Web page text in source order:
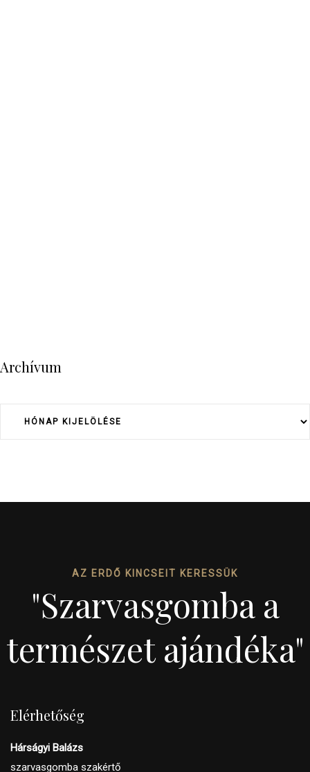
Archívum
AZ ERDŐ KINCSEIT KERESSÜK
"Szarvasgomba a
természet ajándéka"
Elérhetőség
Hárságyi Balázs
szarvasgomba szakértő